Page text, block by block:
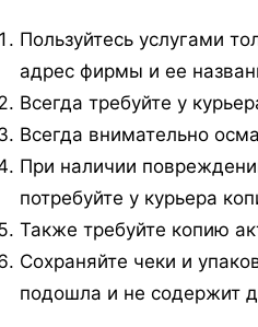
Пользуйтесь услугами
адрес фирмы и ее
Всегда требуйте у
Всегда внимательно
При наличии
потребуйте у курьера
Также требуйте копию
Сохраняйте чеки и
подошла и нe содержит